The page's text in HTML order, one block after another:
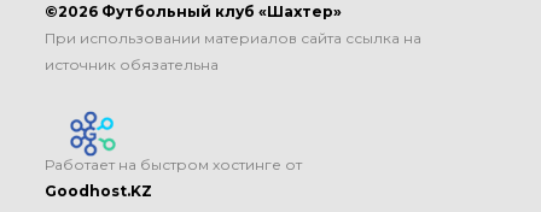
©2026 Футбольный клуб «Шахтер»
При использовании материалов сайта ссылка на
источник обязательна
Работает на быстром хостинге от
Goodhost.KZ